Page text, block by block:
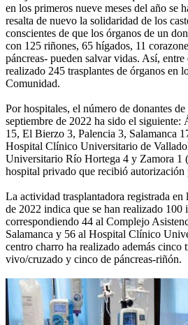
en los primeros nueve meses del año se
resalta de nuevo la solidaridad de los
conscientes de que los órganos de un
con 125 riñones, 65 hígados, 11
páncreas- pueden salvar vidas. Así,
realizado 245 trasplantes de órganos en
Comunidad.
Por hospitales, el número de donantes
septiembre de 2022 ha sido el
15, El Bierzo 3, Palencia 3, Salamanca
Hospital Clínico Universitario de
Universitario Río Hortega 4 y Zamora 1
hospital privado que recibió autorización
La actividad trasplantadora registrada en
de 2022 indica que se han realizado 100
correspondiendo 44 al Complejo
Salamanca y 56 al Hospital Clínico
centro charro ha realizado además cinco
vivo/cruzado y cinco de páncreas-riñón.